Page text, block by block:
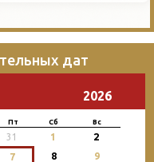
дат
2026
Пт Сб Вс
31 1 2
7 8
9